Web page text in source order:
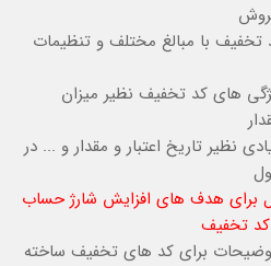
با مبالغ مختلف و تنظیمات
های کد تخفیف نظیر میزان
نظیر تاریخ اعتبار و مقدار و ... در
برای هدف های افزایش شارژ حساب
کد تخفیف
برای کد های تخفیف ساخته